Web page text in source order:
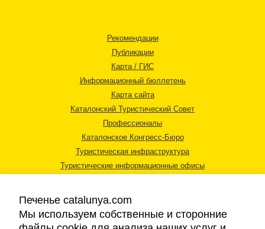
Рекомендации
Публикации
Карта / ГИС
Информационный бюллетень
Карта сайта
Каталонский Туристический Совет
Профессионалы
Каталонское Конгресс-Бюро
Туристическая инфраструктура
Туристические информационные офисы
Печенье catalunya.com
Мы используем собственные и сторонние